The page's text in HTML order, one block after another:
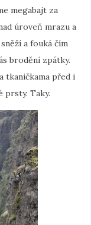
megabajt za
úroveň mrazu a
a fouká čím
brodění zpátky.
tkaničkama před i
prsty. Taky.